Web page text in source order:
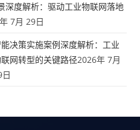
深度解析：驱动工业物联网落地
7月 29日
决策实施案例深度解析：工业
网转型的关键路径2026年 7月